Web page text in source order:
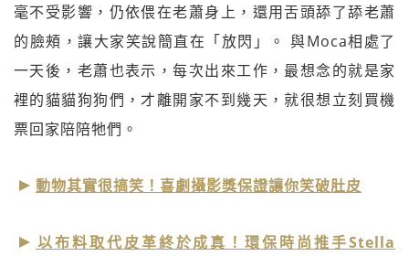
毫不受影響，仍依偎在老蕭身上，還用舌頭舔了舔老蕭
的臉頰，讓大家笑說簡直在「放閃」。 與Moca相處了
一天後，老蕭也表示，每次出來工作，最想念的就是家
裡的貓貓狗狗們，才離開家不到幾天，就很想立刻買機
票回家陪陪牠們。
動物其實很搞笑！喜劇攝影獎保證讓你笑破肚皮
以布料取代皮革終於成真！環保時尚推手Stella